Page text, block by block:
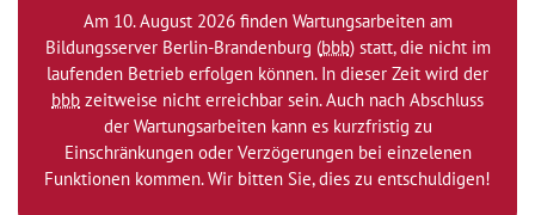
Am 10. August 2026 finden Wartungsarbeiten am
Bildungsserver Berlin-Brandenburg (bbb) statt, die nicht im
laufenden Betrieb erfolgen können. In dieser Zeit wird der
bbb zeitweise nicht erreichbar sein. Auch nach Abschluss
der Wartungsarbeiten kann es kurzfristig zu
Einschränkungen oder Verzögerungen bei einzelenen
Funktionen kommen. Wir bitten Sie, dies zu entschuldigen!